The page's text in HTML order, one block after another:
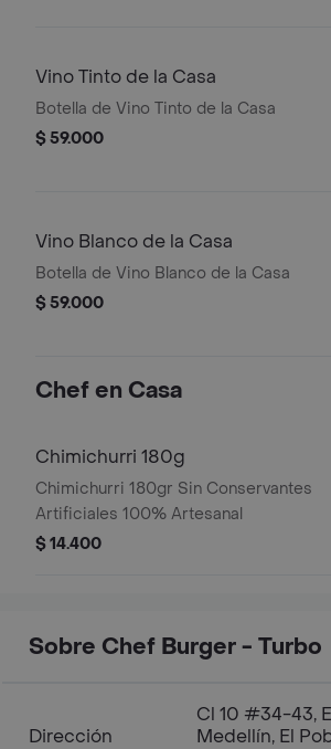
Vino Tinto de la Casa
Botella de Vino Tinto de la Casa
$ 59.000
Vino Blanco de la Casa
Botella de Vino Blanco de la Casa
$ 59.000
Chef en Casa
Chimichurri 180g
Chimichurri 180gr Sin Conservantes
Artificiales 100% Artesanal
$ 14.400
Sobre Chef Burger - Turbo
Dirección
Cl 10 #34-43,
Medellín, El